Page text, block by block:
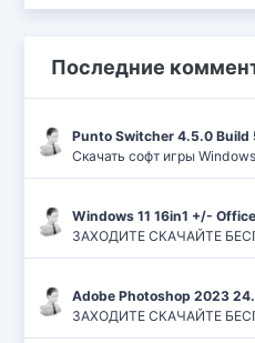
Последние
Punto Switcher 4.5.0 Build
Скачать софт игры
Windows 11 16in1 +/-
ЗАХОДИТЕ СКАЧАЙТЕ
Adobe Photoshop 2023
ЗАХОДИТЕ СКАЧАЙТЕ